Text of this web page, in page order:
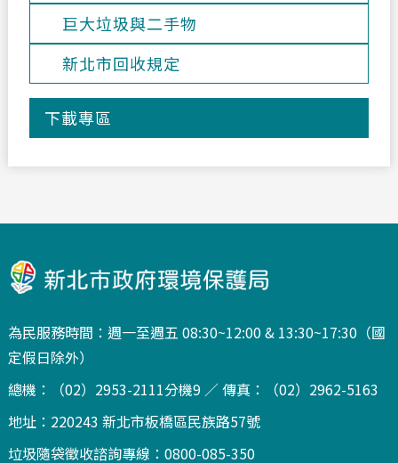
巨大垃圾與二手物
新北市回收規定
下載專區
為民服務時間：週一至週五 08:30~12:00 & 13:30~17:30（國
定假日除外）
總機：（02）2953-2111分機9 ／ 傳真：（02）2962-5163
地址：220243 新北市板橋區民族路57號
垃圾隨袋徵收諮詢專線：0800-085-350